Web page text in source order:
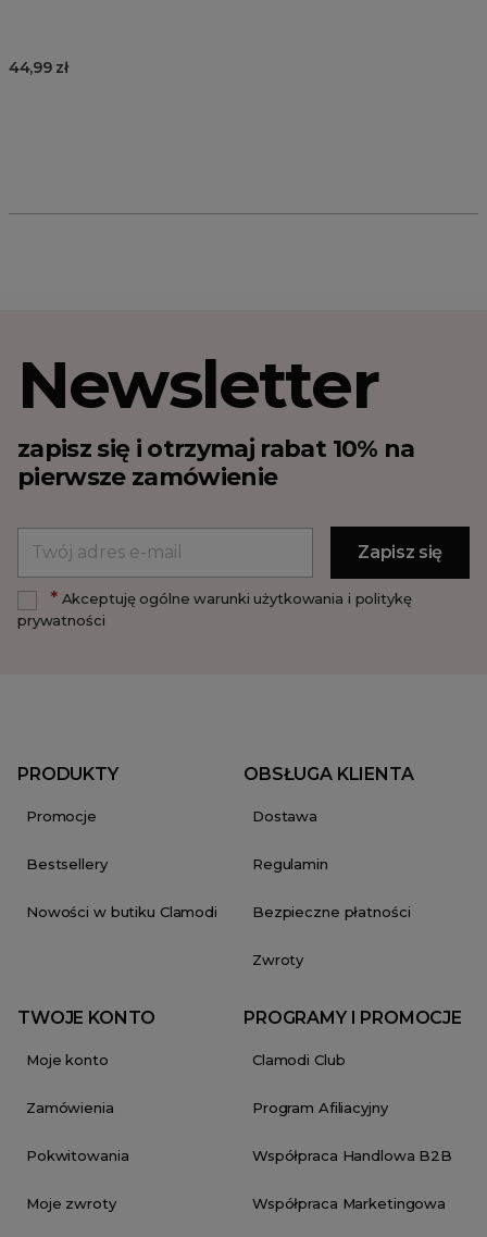
44,99 zł
Newsletter
zapisz się i otrzymaj rabat 10% na
pierwsze zamówienie
*Akceptuję ogólne warunki użytkowania i politykę
prywatności
PRODUKTY
Promocje
Bestsellery
Nowości w butiku Clamodi
OBSŁUGA KLIENTA
Dostawa
Regulamin
Bezpieczne płatności
Zwroty
TWOJE KONTO
Moje konto
Zamówienia
Pokwitowania
Moje zwroty
PROGRAMY I PROMOCJE
Clamodi Club
Program Afiliacyjny
Współpraca Handlowa B2B
Współpraca Marketingowa